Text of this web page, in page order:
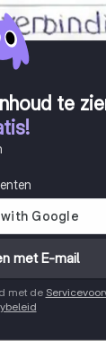
te
met E-mail
met de